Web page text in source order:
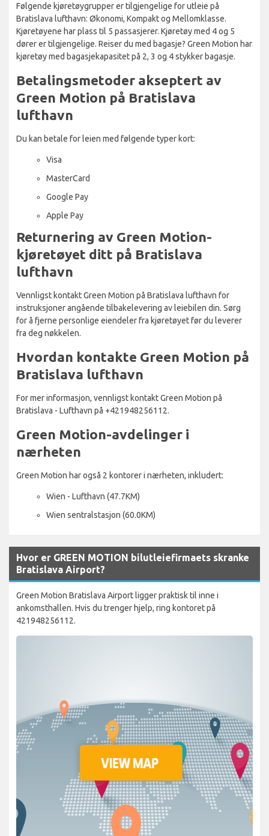
Følgende kjøretøygrupper er tilgjengelige for utleie på
Bratislava lufthavn: Økonomi, Kompakt og Mellomklasse.
Kjøretøyene har plass til 5 passasjerer. Kjøretøy med 4 og 5
dører er tilgjengelige. Reiser du med bagasje? Green Motion har
kjøretøy med bagasjekapasitet på 2, 3 og 4 stykker bagasje.
Betalingsmetoder akseptert av
Green Motion på Bratislava
lufthavn
Du kan betale for leien med følgende typer kort:
Visa
MasterCard
Google Pay
Apple Pay
Returnering av Green Motion-
kjøretøyet ditt på Bratislava
lufthavn
Vennligst kontakt Green Motion på Bratislava lufthavn for
instruksjoner angående tilbakelevering av leiebilen din. Sørg
for å fjerne personlige eiendeler fra kjøretøyet før du leverer
fra deg nøkkelen.
Hvordan kontakte Green Motion på
Bratislava lufthavn
For mer informasjon, vennligst kontakt Green Motion på
Bratislava - Lufthavn på +421948256112.
Green Motion-avdelinger i
nærheten
Green Motion har også 2 kontorer i nærheten, inkludert:
Wien - Lufthavn (47.7KM)
Wien sentralstasjon (60.0KM)
Hvor er GREEN MOTION bilutleiefirmaets skranke
Bratislava Airport?
Green Motion Bratislava Airport ligger praktisk til inne i
ankomsthallen. Hvis du trenger hjelp, ring kontoret på
421948256112.